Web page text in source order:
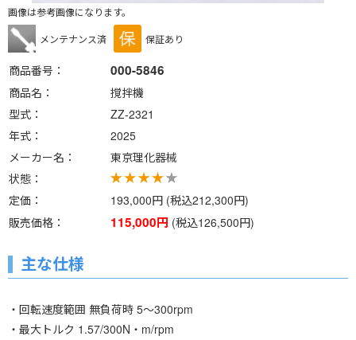
画像は参考画像になります。
メンテナンス済
保証あり
商品番号 000-5846
商品名
撹拌機
型式
ZZ-2321
年式
2025
メーカー名
東京理化器械
状態
定価
193,000円 (税込212,300円)
販売価格
115,000円 (税込126,500円)
主な仕様
・回転速度範囲 無負荷時 5～300rpm
・最大トルク 1.57/300N・m/rpm